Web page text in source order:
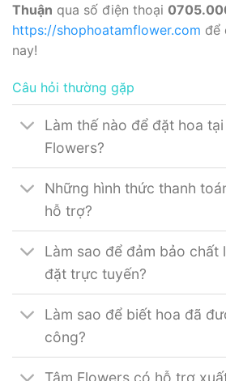
Thuận qua số điện thoại
https://shophoatamflower.com để
nay!
Câu hỏi thường gặp
Làm thế nào để đặt hoa tại
Flowers?
Những hình thức thanh
hỗ trợ?
Làm sao để đảm bảo chất
đặt trực tuyến?
Làm sao để biết hoa đã
công?
Tâm Flowers có hỗ trợ